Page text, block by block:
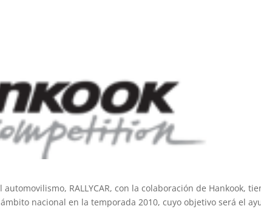
RALLYCAR, con la colaboración de Hankook,
nacional en la temporada 2010, cuyo objetivo será el